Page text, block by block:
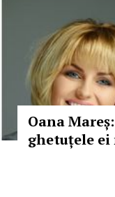
Oana
ghetuțele ei